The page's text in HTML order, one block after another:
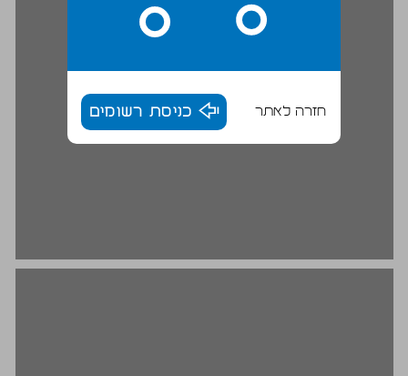
חזרה לאתר כניסת רשומים
אלו שרואים, אלו שרואים כאשר מראים להם ואלו שאינם רואים ... 16